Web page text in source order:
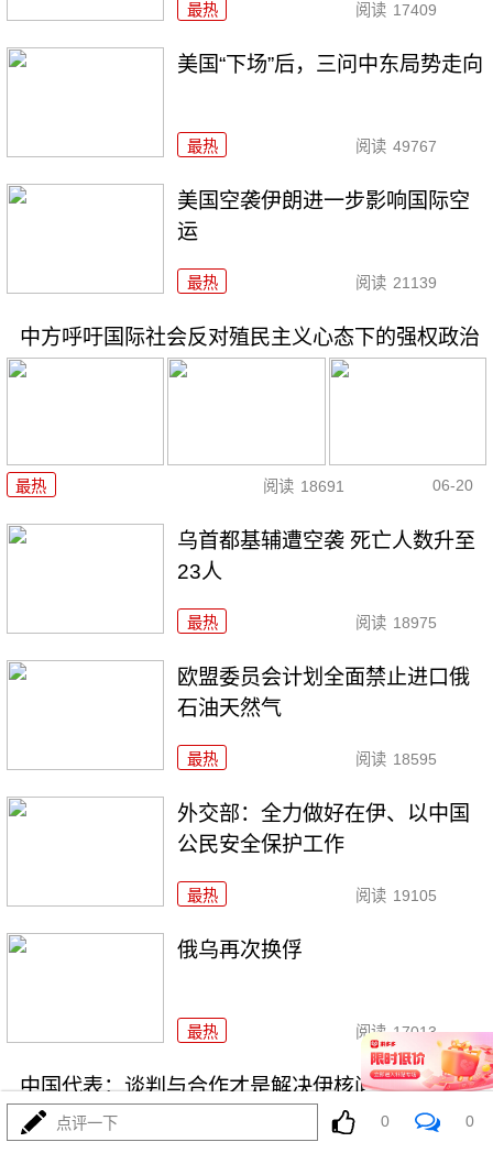
最热 阅读 17409
美国“下场”后，三问中东局势走向
最热 阅读 49767
美国空袭伊朗进一步影响国际空
运
最热 阅读 21139
中方呼吁国际社会反对殖民主义心态下的强权政治
最热 阅读 18691 06-20
乌首都基辅遭空袭 死亡人数升至
23人
最热 阅读 18975
欧盟委员会计划全面禁止进口俄
石油天然气
最热 阅读 18595
外交部：全力做好在伊、以中国
公民安全保护工作
最热 阅读 19105
俄乌再次换俘
最热 阅读 17013
中国代表：谈判与合作才是解决伊核问题的正确途
径
点评一下 0 0